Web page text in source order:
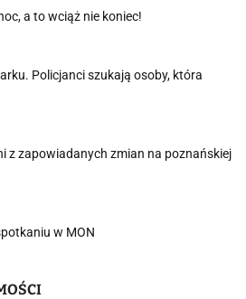
a to wciąż nie koniec!
Policjanci szukają osoby, która
z zapowiadanych zmian na poznańskiej
w MON